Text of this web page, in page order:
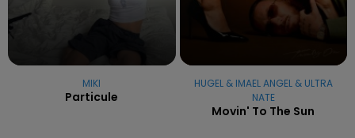
MIKI
Particule
HUGEL & IMAEL ANGEL & ULTRA
NATE
Movin' To The Sun